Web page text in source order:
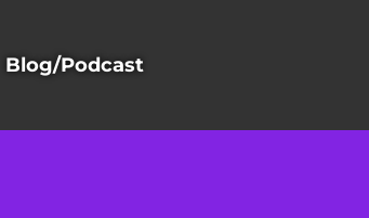
Blog/Podcast